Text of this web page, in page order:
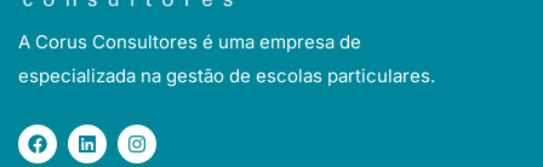
A Corus Consultores é uma empresa de
especializada na gestão de escolas particulares.